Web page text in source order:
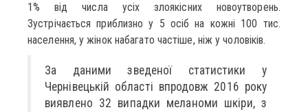
1% від числа усіх злоякісних новоутворень.
Зустрічається приблизно у 5 осіб на кожні 100 тис.
населення, у жінок набагато частіше, ніж у чоловіків.
За даними зведеної статистики у
Чернівецькій області впродовж 2016 року
виявлено 32 випадки меланоми шкіри, з